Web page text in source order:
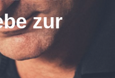
zur